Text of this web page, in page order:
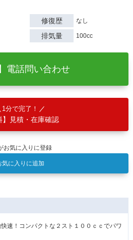
修復歴 なし
排気量 100cc
電話問い合わせ
1分で完了！
】見積・在庫確認
お気に入りに登録
気に入りに追加
速！コンパクトな２スト１００ｃｃでパワ